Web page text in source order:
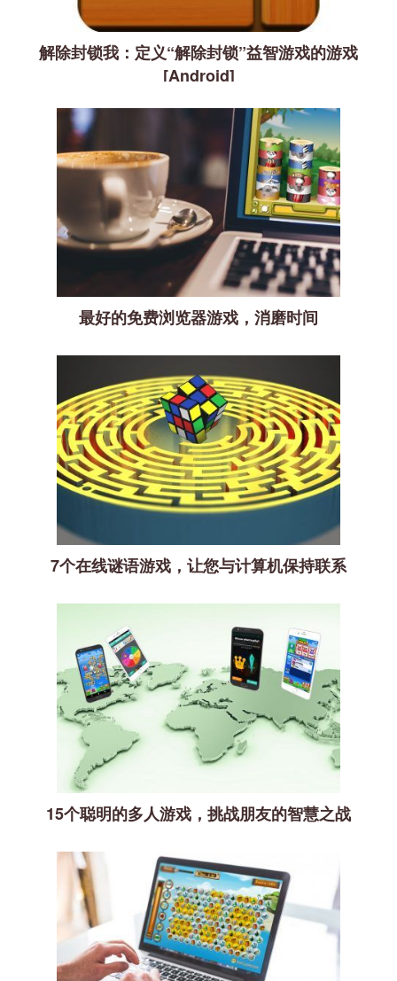
解除封锁我：定义“解除封锁”益智游戏的游戏
[Android]
最好的免费浏览器游戏，消磨时间
7个在线谜语游戏，让您与计算机保持联系
15个聪明的多人游戏，挑战朋友的智慧之战